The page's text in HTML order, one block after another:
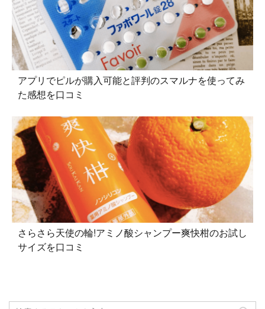
アプリでピルが購入可能と評判のスマルナを使ってみ
た感想を口コミ
さらさら天使の輪!アミノ酸シャンプー爽快柑のお試し
サイズを口コミ